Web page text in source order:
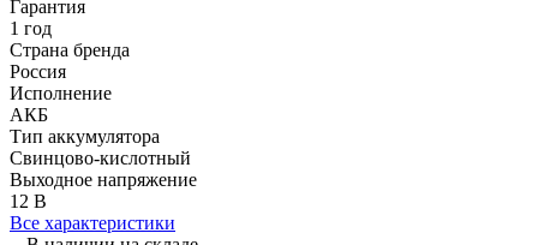
Гарантия
1 год
Страна бренда
Россия
Исполнение
АКБ
Тип аккумулятора
Свинцово-кислотный
Выходное напряжение
12 В
Все характеристики